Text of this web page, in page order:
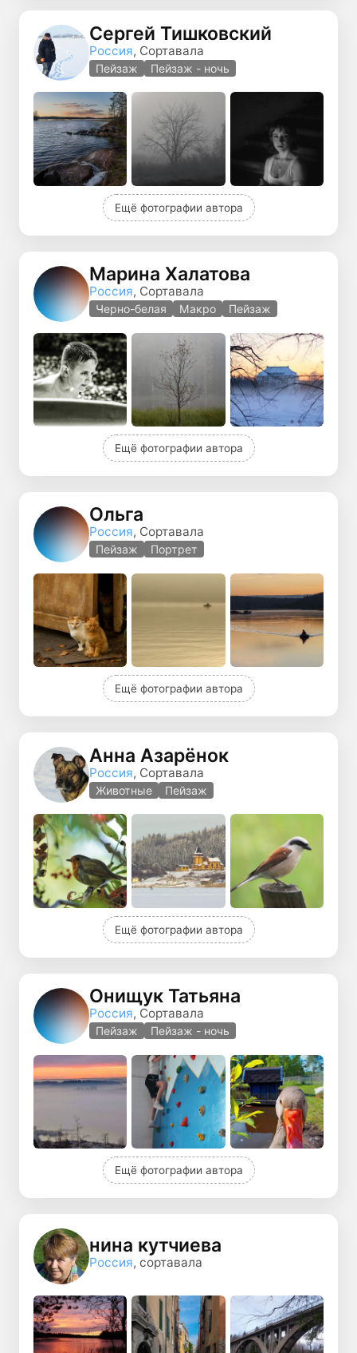
Сергей Тишковский
Россия, Сортавала
Пейзаж Пейзаж - ночь
Ещё фотографии автора
Марина Халатова
Россия, Сортавала
Черно-белая Макро Пейзаж
Ещё фотографии автора
Ольга
Россия, Сортавала
Пейзаж Портрет
Ещё фотографии автора
Анна Азарёнок
Россия, Сортавала
Животные Пейзаж
Ещё фотографии автора
Онищук Татьяна
Россия, Сортавала
Пейзаж Пейзаж - ночь
Ещё фотографии автора
нина кутчиева
Россия, сортавала